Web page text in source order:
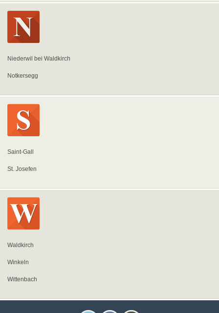
Niederwil bei Waldkirch
Notkersegg
Saint-Gall
St. Josefen
Waldkirch
Winkeln
Wittenbach